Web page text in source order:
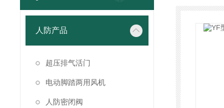
人防产品
超压排气活门
电动脚踏两用风机
人防密闭阀